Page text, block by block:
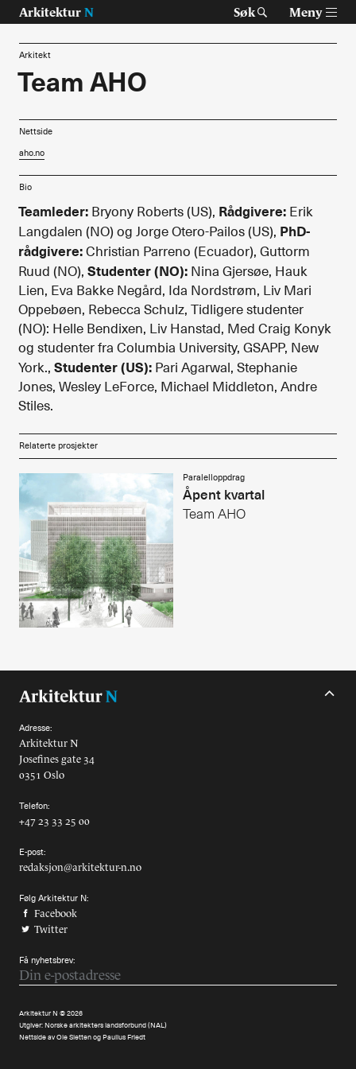
Arkitektur N Søk Meny
Temaer
Prosjekter
Artikler
Om Arkitektur N
Siste utgave
Tidligere utgaver
Alle utgaver
Abonnere
Made in Norway
Bokomtaler
Forfattere
Arkitekter
Arkitekt
Team AHO
Nettside
aho.no
Bio
Teamleder: Bryony Roberts (US), Rådgivere: Erik
Langdalen (NO) og Jorge Otero-Pailos (US), PhD-
rådgivere:Christian Parreno (Ecuador), Guttorm
Ruud (NO),Studenter (NO): Nina Gjersøe, Hauk
Lien, Eva Bakke Negård, Ida Nordstrøm, Liv Mari
Oppebøen, Rebecca Schulz, Tidligere studenter
(NO): Helle Bendixen, Liv Hanstad, Med Craig Konyk
og studenter fra Columbia University, GSAPP, New
York.,Studenter (US): Pari Agarwal, Stephanie
Jones, Wesley LeForce, Michael Middleton, Andre
Stiles.
Relaterte prosjekter
Paralelloppdrag
Åpent kvartal
Team AHO
Adresse:
Arkitektur N
Josefines gate 34
0351 Oslo
Telefon:
+47 23 33 25 00
E-post:
redaksjon@arkitektur-n.no
Følg Arkitektur N:
Facebook
Twitter
Få nyhetsbrev:
Arkitektur N © 2026
Utgiver:Norske arkitekters landsforbund (NAL)
Nettside avOle SlettenogPaulius Friedt